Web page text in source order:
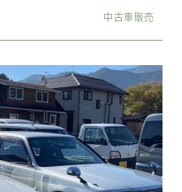
中古車販売